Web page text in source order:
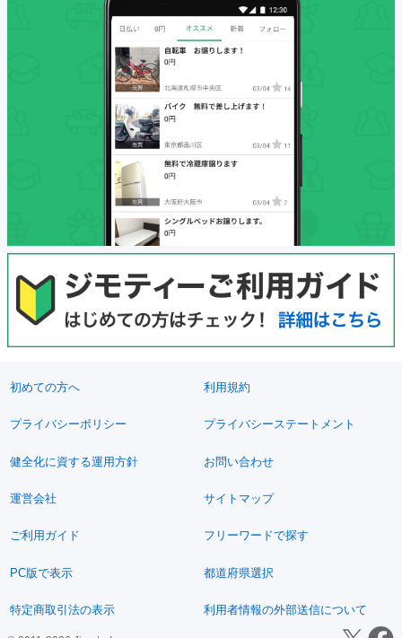
初めての方へ 利用規約
プライバシーポリシー プライバシーステートメント
健全化に資する運用方針 お問い合わせ
運営会社 サイトマップ
ご利用ガイド フリーワードで探す
PC版で表示 都道府県選択
特定商取引法の表示 利用者情報の外部送信について